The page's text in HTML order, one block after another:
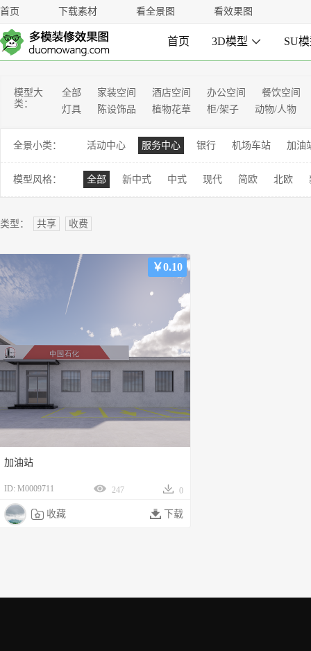
首页 下载素材 看全景图 看效果图
首页 3D模型  SU
模型大
类：
全部 家装空间 酒店空间 办公空间
餐饮空间
灯具
陈设饰品 植物花草 柜/架子 动物/人物
全景小类： 活动中心 服务中心 银行 机场车站 加油
模型风格： 全部 新中式 中式 现代 简欧 北欧
类型： 共享 收费
加油站
ID: M0009711 247 0
 收藏  下载
￥0.10